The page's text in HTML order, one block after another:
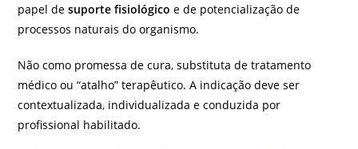
papel desuporte fisiológico e de potencialização de
processos naturais do organismo.
Não como promessa de cura, substituta de tratamento
médico ou “atalho” terapêutico. A indicação deve ser
contextualizada, individualizada e conduzida por
profissional habilitado.